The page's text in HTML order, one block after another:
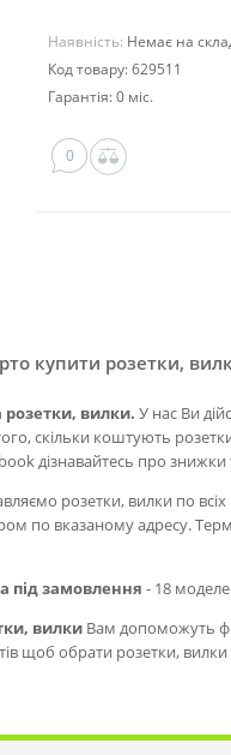
Наявність: Немає на
Код товару: 629511
Гарантія: 0 міс.
0
купити розетки,
вилки. У нас Ви
скільки коштують
дізнавайтесь про знижки
розетки, вилки по
по вказаному адресу.
під замовлення - 18
вилки Вам допоможуть
щоб обрати розетки,